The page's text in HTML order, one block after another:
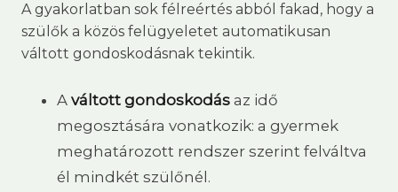
A gyakorlatban sok félreértés abból fakad, hogy a
szülők a közös felügyeletet automatikusan
váltott gondoskodásnak tekintik.
A váltott gondoskodás az idő
megosztására vonatkozik: a gyermek
meghatározott rendszer szerint felváltva
él mindkét szülőnél.